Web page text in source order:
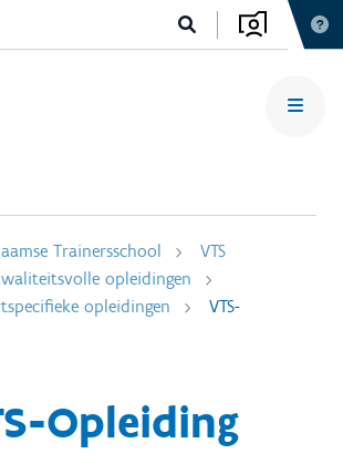
Trainersschool
VTS
opleidingen
opleidingen
VTS-
Opleiding